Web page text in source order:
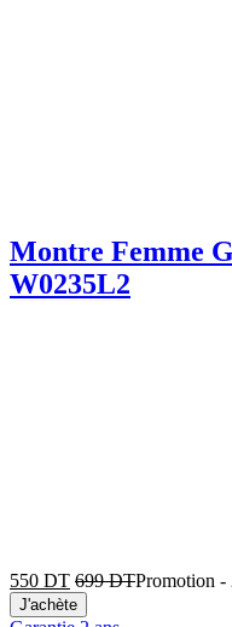
Montre Femme
W0235L2
550 DT 699DTPromotion -
J'achète